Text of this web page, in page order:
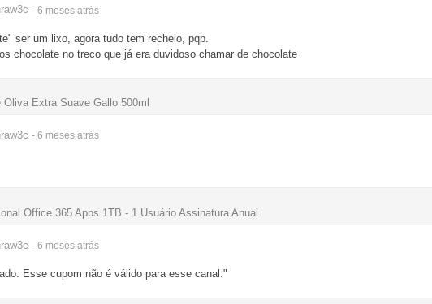
- 6 meses atrás
ser um lixo, agora tudo tem recheio, pqp.
chocolate no treco que já era duvidoso chamar de chocolate
Extra Suave Gallo 500ml
- 6 meses atrás
Office 365 Apps 1TB - 1 Usuário Assinatura Anual
- 6 meses atrás
Esse cupom não é válido para esse canal."